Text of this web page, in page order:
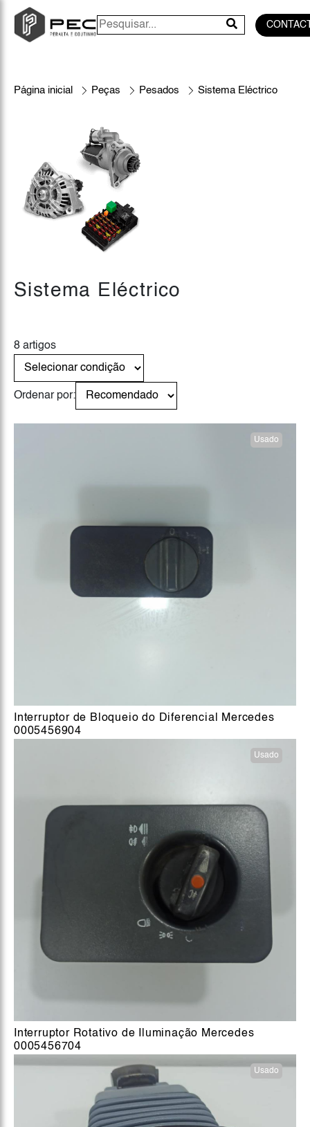
Página inicial Peças Pesados Sistema Eléctrico
Sistema Eléctrico
8 artigos
Ordenar por:
Usado
Interruptor de Bloqueio do Diferencial Mercedes
0005456904
Usado
Interruptor Rotativo de Iluminação Mercedes
0005456704
Usado